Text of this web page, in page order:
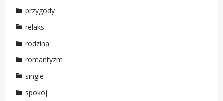
przygody
relaks
rodzina
romantyzm
single
spokój